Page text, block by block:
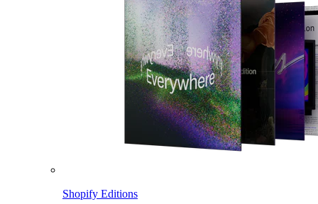
Shopify Editions